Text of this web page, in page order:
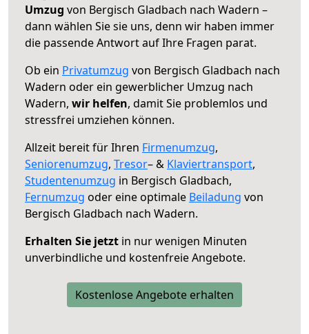
Umzug von Bergisch Gladbach nach Wadern –
dann wählen Sie sie uns, denn wir haben immer
die passende Antwort auf Ihre Fragen parat.
Ob ein Privatumzug von Bergisch Gladbach nach
Wadern oder ein gewerblicher Umzug nach
Wadern, wir helfen, damit Sie problemlos und
stressfrei umziehen können.
Allzeit bereit für Ihren Firmenumzug,
Seniorenumzug, Tresor– & Klaviertransport,
Studentenumzug in Bergisch Gladbach,
Fernumzug oder eine optimale Beiladung von
Bergisch Gladbach nach Wadern.
Erhalten Sie jetzt in nur wenigen Minuten
unverbindliche und kostenfreie Angebote.
Kostenlose Angebote erhalten